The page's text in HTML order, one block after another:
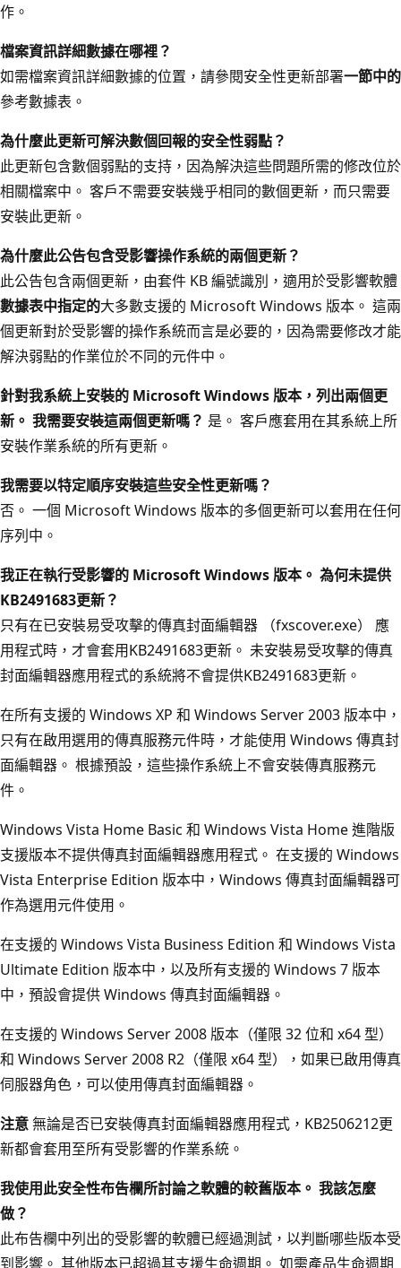
作。
檔案資訊詳細數據在哪裡？
如需檔案資訊詳細數據的位置，請參閱安全性更新部署一節中的
參考數據表。
為什麼此更新可解決數個回報的安全性弱點？
此更新包含數個弱點的支持，因為解決這些問題所需的修改位於
相關檔案中。 客戶不需要安裝幾乎相同的數個更新，而只需要
安裝此更新。
為什麼此公告包含受影響操作系統的兩個更新？
此公告包含兩個更新，由套件 KB 編號識別，適用於受影響軟體
數據表中指定的大多數支援的 Microsoft Windows 版本。 這兩
個更新對於受影響的操作系統而言是必要的，因為需要修改才能
解決弱點的作業位於不同的元件中。
針對我系統上安裝的 Microsoft Windows 版本，列出兩個更
新。 我需要安裝這兩個更新嗎？ 是。 客戶應套用在其系統上所
安裝作業系統的所有更新。
我需要以特定順序安裝這些安全性更新嗎？
否。 一個 Microsoft Windows 版本的多個更新可以套用在任何
序列中。
我正在執行受影響的 Microsoft Windows 版本。 為何未提供
KB2491683更新？
只有在已安裝易受攻擊的傳真封面編輯器 （fxscover.exe） 應
用程式時，才會套用KB2491683更新。 未安裝易受攻擊的傳真
封面編輯器應用程式的系統將不會提供KB2491683更新。
在所有支援的 Windows XP 和 Windows Server 2003 版本中，
只有在啟用選用的傳真服務元件時，才能使用 Windows 傳真封
面編輯器。 根據預設，這些操作系統上不會安裝傳真服務元
件。
Windows Vista Home Basic 和 Windows Vista Home 進階版
支援版本不提供傳真封面編輯器應用程式。 在支援的 Windows
Vista Enterprise Edition 版本中，Windows 傳真封面編輯器可
作為選用元件使用。
在支援的 Windows Vista Business Edition 和 Windows Vista
Ultimate Edition 版本中，以及所有支援的 Windows 7 版本
中，預設會提供 Windows 傳真封面編輯器。
在支援的 Windows Server 2008 版本（僅限 32 位和 x64 型）
和 Windows Server 2008 R2（僅限 x64 型），如果已啟用傳真
伺服器角色，可以使用傳真封面編輯器。
注意無論是否已安裝傳真封面編輯器應用程式，KB2506212更
新都會套用至所有受影響的作業系統。
我使用此安全性布告欄所討論之軟體的較舊版本。 我該怎麼
做？
此布告欄中列出的受影響的軟體已經過測試，以判斷哪些版本受
到影響。 其他版本已超過其支援生命週期。 如需產品生命週期